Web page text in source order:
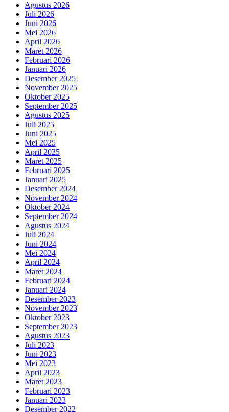
Agustus 2026
Juli 2026
Juni 2026
Mei 2026
April 2026
Maret 2026
Februari 2026
Januari 2026
Desember 2025
November 2025
Oktober 2025
September 2025
Agustus 2025
Juli 2025
Juni 2025
Mei 2025
April 2025
Maret 2025
Februari 2025
Januari 2025
Desember 2024
November 2024
Oktober 2024
September 2024
Agustus 2024
Juli 2024
Juni 2024
Mei 2024
April 2024
Maret 2024
Februari 2024
Januari 2024
Desember 2023
November 2023
Oktober 2023
September 2023
Agustus 2023
Juli 2023
Juni 2023
Mei 2023
April 2023
Maret 2023
Februari 2023
Januari 2023
Desember 2022